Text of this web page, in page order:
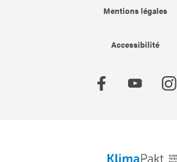
Mentions légales
Accessibilité